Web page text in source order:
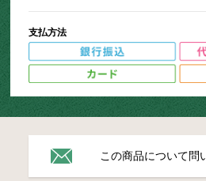
支払方法
この商品について問